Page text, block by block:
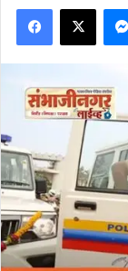
email
Facebook
X